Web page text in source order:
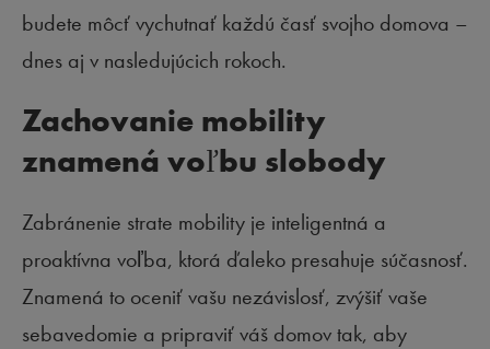
budete môcť vychutnať každú časť svojho domova –
dnes aj v nasledujúcich rokoch.
Zachovanie mobility
znamená voľbu slobody
Zabránenie strate mobility je inteligentná a
proaktívna voľba, ktorá ďaleko presahuje súčasnosť.
Znamená to oceniť vašu nezávislosť, zvýšiť vaše
sebavedomie a pripraviť váš domov tak, aby